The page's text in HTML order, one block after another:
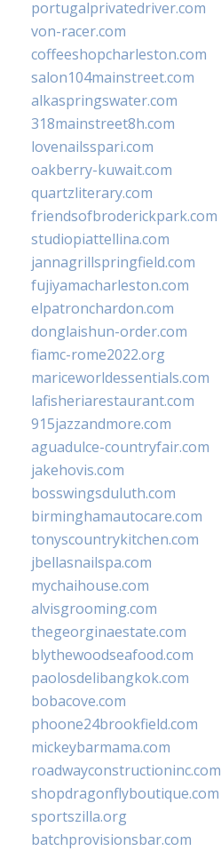
portugalprivatedriver.com
von-racer.com
coffeeshopcharleston.com
salon104mainstreet.com
alkaspringswater.com
318mainstreet8h.com
lovenailsspari.com
oakberry-kuwait.com
quartzliterary.com
friendsofbroderickpark.com
studiopiattellina.com
jannagrillspringfield.com
fujiyamacharleston.com
elpatronchardon.com
donglaishun-order.com
fiamc-rome2022.org
mariceworldessentials.com
lafisheriarestaurant.com
915jazzandmore.com
aguadulce-countryfair.com
jakehovis.com
bosswingsduluth.com
birminghamautocare.com
tonyscountrykitchen.com
jbellasnailspa.com
mychaihouse.com
alvisgrooming.com
thegeorginaestate.com
blythewoodseafood.com
paolosdelibangkok.com
bobacove.com
phoone24brookfield.com
mickeybarmama.com
roadwayconstructioninc.com
shopdragonflyboutique.com
sportszilla.org
batchprovisionsbar.com